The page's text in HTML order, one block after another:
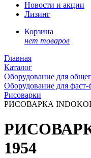
Новости и акции
Лизинг
Корзина
нет товаров
Главная
Каталог
Оборудование для
Оборудование для фаст-
Рисоварки
РИСОВАРКА
1954